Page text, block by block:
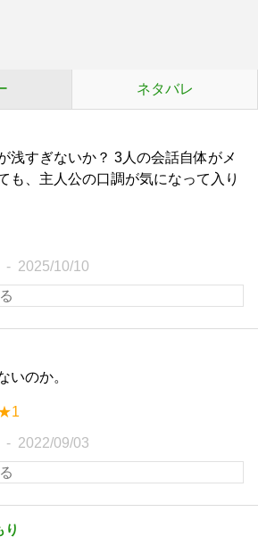
ネタバレ
浅すぎないか？ 3人の会話自体がメ
も、主人公の口調が気になって入り
2025/10/10
いのか。
2022/09/03
り